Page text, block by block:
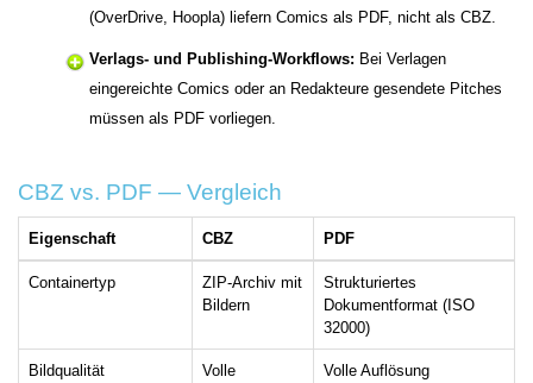
(OverDrive, Hoopla) liefern Comics als PDF, nicht als CBZ.
Verlags- und Publishing-Workflows: Bei Verlagen
eingereichte Comics oder an Redakteure gesendete Pitches
müssen als PDF vorliegen.
CBZ vs. PDF — Vergleich
Eigenschaft CBZ PDF
Containertyp
ZIP-Archiv mit
Bildern
Strukturiertes
Dokumentformat (ISO
32000)
Bildqualität
Volle
Volle Auflösung